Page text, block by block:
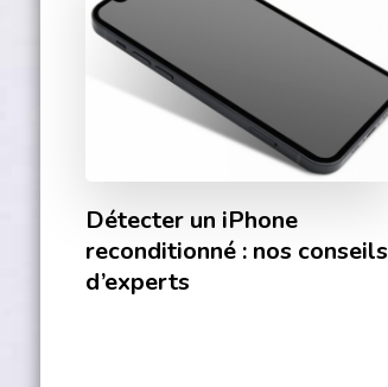
Détecter un iPhone
reconditionné : nos conseils
d’experts